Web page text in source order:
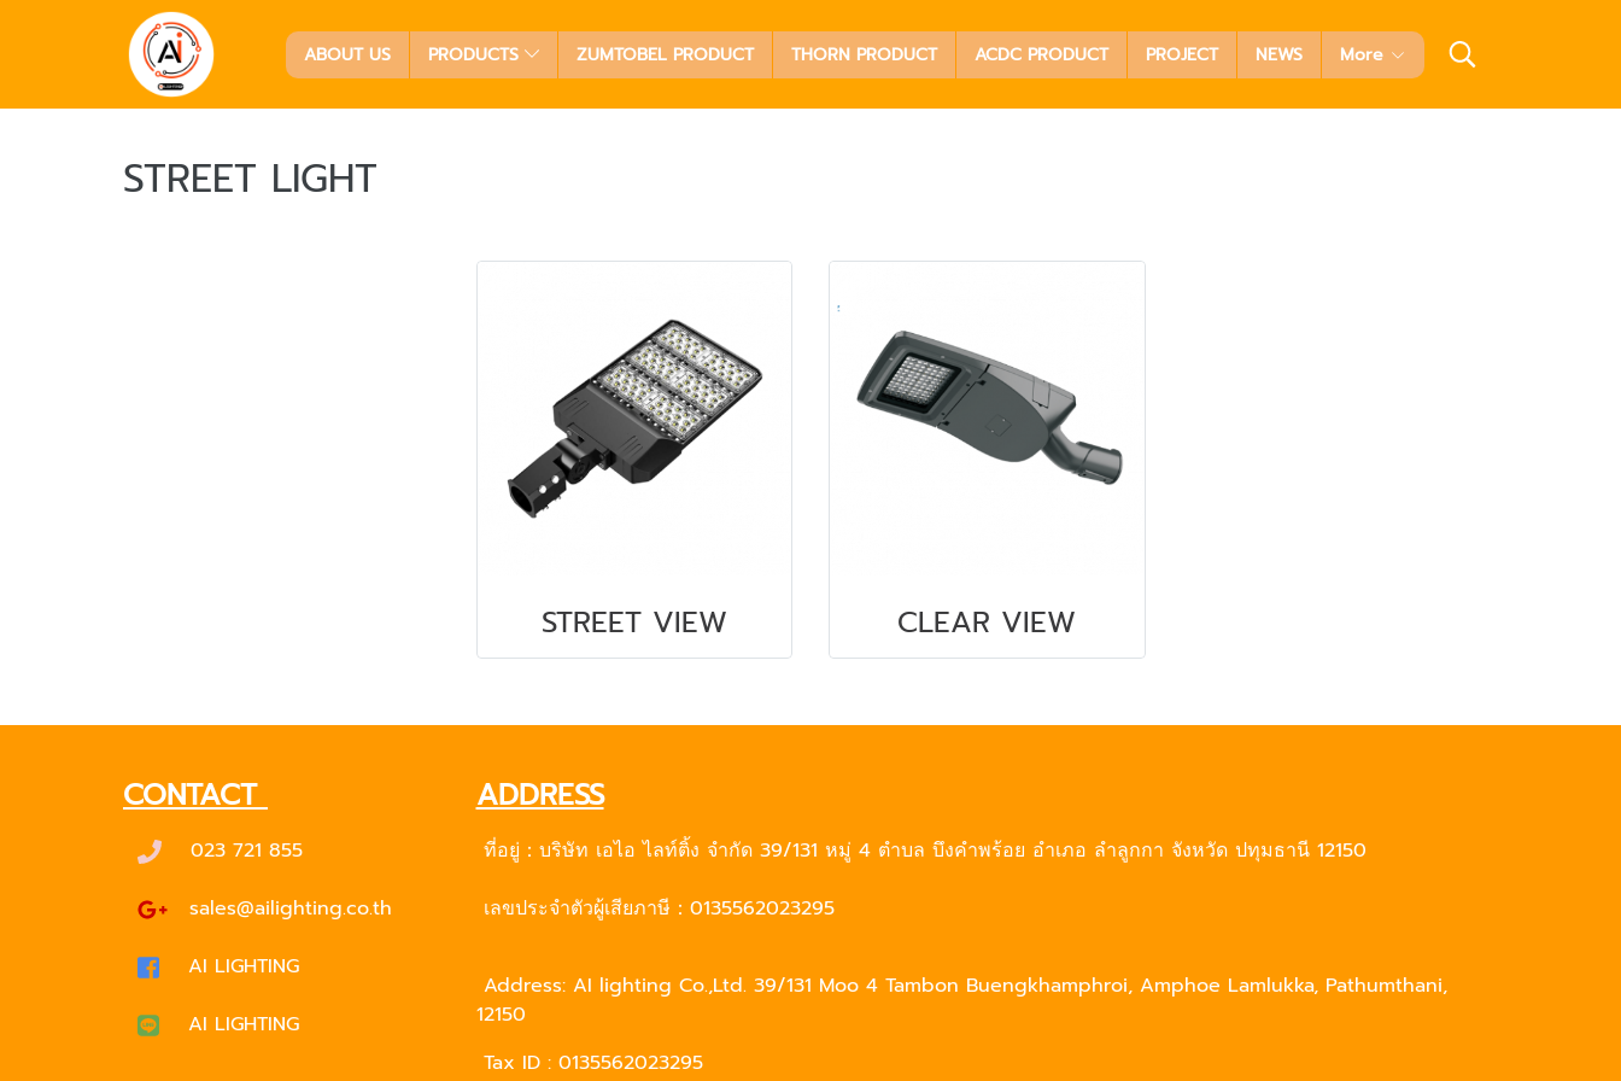
ABOUT US PRODUCTS ZUMTOBEL PRODUCT THORN PRODUCT ACDC PRODUCT PROJECT NEWS More
STREET LIGHT
STREET VIEW CLEAR VIEW
CONTACT
023 721 855
sales@ailighting.co.th
AI LIGHTING
AI LIGHTING
ADDRESS
ที่อยู่：บริษัท เอไอ ไลท์ติ้ง จำกัด 39/131 หมู่ 4 ตำบล บึงคำพร้อย อำเภอ ลำลูกกา จังหวัด ปทุมธานี 12150
เลขประจำตัวผู้เสียภาษี：0135562023295
Address: AI lighting Co.,Ltd. 39/131 Moo 4 Tambon Buengkhamphroi, Amphoe Lamlukka, Pathumthani,
12150
Tax ID : 0135562023295